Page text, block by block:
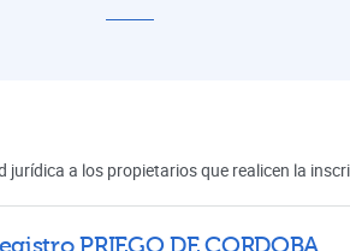
a los propietarios que realicen la